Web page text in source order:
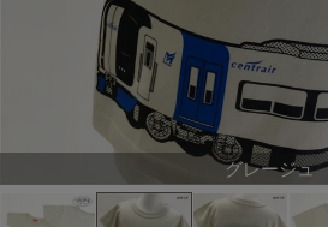
グレージュ